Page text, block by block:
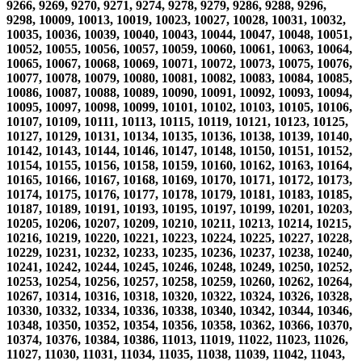
9266, 9269, 9270, 9271, 9274, 9278, 9279, 9286, 9288, 9296,
9298, 10009, 10013, 10019, 10023, 10027, 10028, 10031, 10032,
10035, 10036, 10039, 10040, 10043, 10044, 10047, 10048, 10051,
10052, 10055, 10056, 10057, 10059, 10060, 10061, 10063, 10064,
10065, 10067, 10068, 10069, 10071, 10072, 10073, 10075, 10076,
10077, 10078, 10079, 10080, 10081, 10082, 10083, 10084, 10085,
10086, 10087, 10088, 10089, 10090, 10091, 10092, 10093, 10094,
10095, 10097, 10098, 10099, 10101, 10102, 10103, 10105, 10106,
10107, 10109, 10111, 10113, 10115, 10119, 10121, 10123, 10125,
10127, 10129, 10131, 10134, 10135, 10136, 10138, 10139, 10140,
10142, 10143, 10144, 10146, 10147, 10148, 10150, 10151, 10152,
10154, 10155, 10156, 10158, 10159, 10160, 10162, 10163, 10164,
10165, 10166, 10167, 10168, 10169, 10170, 10171, 10172, 10173,
10174, 10175, 10176, 10177, 10178, 10179, 10181, 10183, 10185,
10187, 10189, 10191, 10193, 10195, 10197, 10199, 10201, 10203,
10205, 10206, 10207, 10209, 10210, 10211, 10213, 10214, 10215,
10216, 10219, 10220, 10221, 10223, 10224, 10225, 10227, 10228,
10229, 10231, 10232, 10233, 10235, 10236, 10237, 10238, 10240,
10241, 10242, 10244, 10245, 10246, 10248, 10249, 10250, 10252,
10253, 10254, 10256, 10257, 10258, 10259, 10260, 10262, 10264,
10267, 10314, 10316, 10318, 10320, 10322, 10324, 10326, 10328,
10330, 10332, 10334, 10336, 10338, 10340, 10342, 10344, 10346,
10348, 10350, 10352, 10354, 10356, 10358, 10362, 10366, 10370,
10374, 10376, 10384, 10386, 11013, 11019, 11022, 11023, 11026,
11027, 11030, 11031, 11034, 11035, 11038, 11039, 11042, 11043,